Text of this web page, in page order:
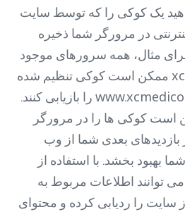
یک کوکی را که توسط سایت
در مرورگر شما ذخیره
مثال، همه سرورهای موجود
در دامنه xcmedico.com ممکن است کوکی تنظیم شده
کوکی ها را در مرورگر
بازدیدهای بعدی شما از وب
بهبود بخشد. با استفاده از
توانند اطلاعات مربوط به
سایت را ردیابی کرده و محتوای